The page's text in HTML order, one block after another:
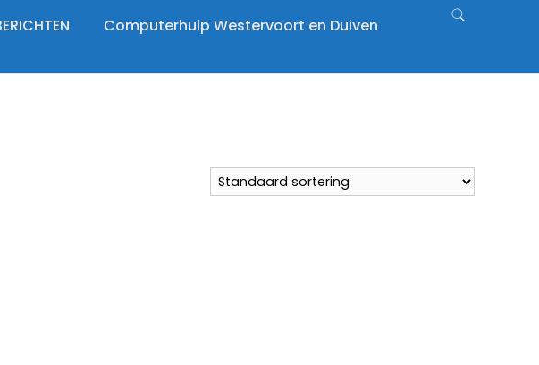
Computerhulp Westervoort en Duiven